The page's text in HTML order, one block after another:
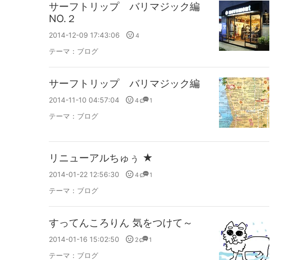
サーフトリップ バリマジック編
NO.２
2014-12-09 17:43:06 4
テーマ： ブログ
サーフトリップ バリマジック編
2014-11-10 04:57:04 4 1
テーマ： ブログ
リニューアルちゅぅ ★
2014-01-22 12:56:30 4 1
テーマ： ブログ
すってんころりん 気をつけて～
2014-01-16 15:02:50 2 1
テーマ： ブログ